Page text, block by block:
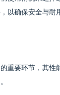
以确保安全与耐
重要环节，其